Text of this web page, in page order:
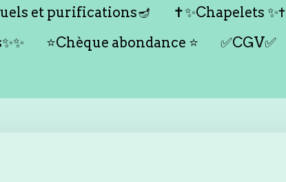
et purifications🪔
✝️✨Chapelets ✨✝️
⭐️Chèque abondance ⭐️
✅CGV✅